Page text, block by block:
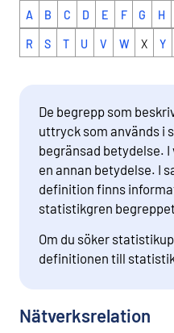
A B C D E F G H
R S T U V W X Y
De begrepp som
uttryck som används i
begränsad betydelse.
en annan betydelse. I
definition finns
statistikgren
Om du söker
definitionen till
Nätverksrelation